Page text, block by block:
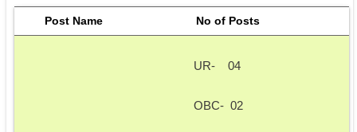
Post Name No of Posts
UR-    04
OBC-  02